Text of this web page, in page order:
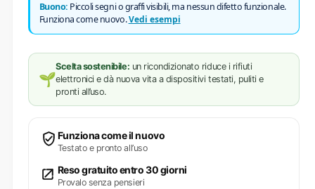
Buono: Piccoli segni o graffi visibili, ma nessun difetto funzionale.
Funziona come nuovo.Vedi esempi
🌱
Scelta sostenibile: un ricondizionato riduce i rifiuti
elettronici e dà nuova vita a dispositivi testati, puliti e
pronti all’uso.
Funziona come il nuovo
Testato e pronto all’uso
Reso gratuito entro 30 giorni
Provalo senza pensieri